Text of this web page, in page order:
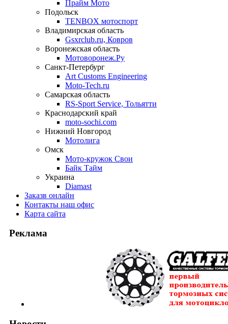
Прайм Мото
Подольск
TENBOX мотоспорт
Владимирская область
Gsxrclub.ru, Ковров
Воронежская область
Мотоворонеж.Ру
Санкт-Петербург
Art Customs Engineering
Moto-Tech.ru
Самарская область
RS-Sport Service, Тольятти
Краснодарский край
moto-sochi.com
Нижний Новгород
Мотолига
Омск
Мото-кружок Свои
Байк Тайм
Украина
Diamast
Заказв онлайн
Контакты наш офис
Карта сайта
Реклама